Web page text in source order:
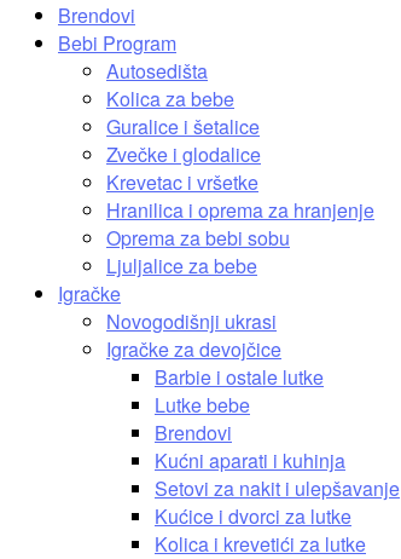
Brendovi
Bebi Program
Autosedišta
Kolica za bebe
Guralice i šetalice
Zvečke i glodalice
Krevetac i vršetke
Hranilica i oprema za hranjenje
Oprema za bebi sobu
Ljuljalice za bebe
Igračke
Novogodišnji ukrasi
Igračke za devojčice
Barbie i ostale lutke
Lutke bebe
Brendovi
Kućni aparati i kuhinja
Setovi za nakit i ulepšavanje
Kućice i dvorci za lutke
Kolica i krevetići za lutke